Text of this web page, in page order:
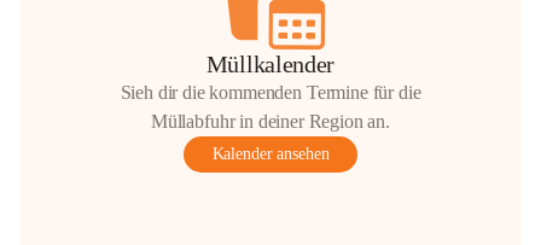
Müllkalender
Sieh dir die kommenden Termine für die
Müllabfuhr in deiner Region an.
Kalender ansehen